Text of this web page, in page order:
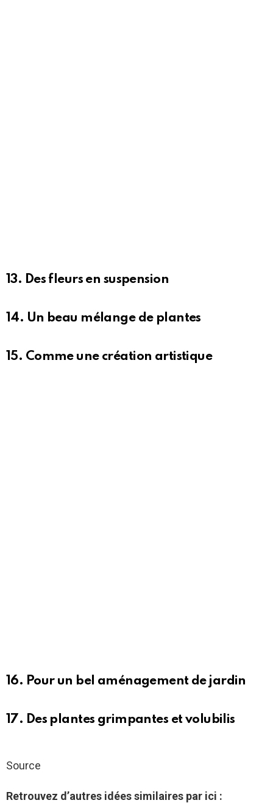
13. Des fleurs en suspension
14. Un beau mélange de plantes
15. Comme une création artistique
16. Pour un bel aménagement de jardin
17. Des plantes grimpantes et volubilis
Source
Retrouvez d’autres idées similaires par ici :